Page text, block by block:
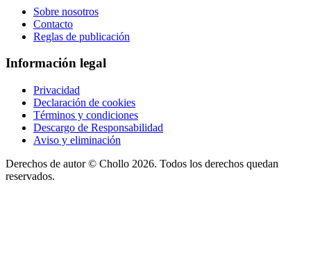
Sobre nosotros
Contacto
Reglas de publicación
Información legal
Privacidad
Declaración de cookies
Términos y condiciones
Descargo de Responsabilidad
Aviso y eliminación
Derechos de autor © Chollo 2026. Todos los derechos quedan
reservados.